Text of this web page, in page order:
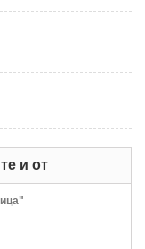
и от